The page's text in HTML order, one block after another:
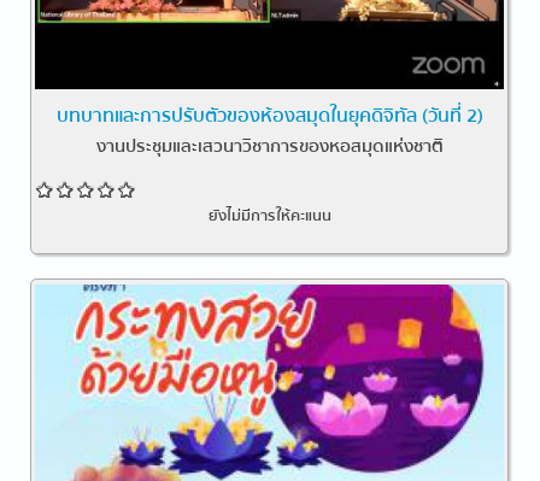
บทบาทและการปรับตัวของห้องสมุดในยุคดิจิทัล (วันที่ 2)
งานประชุมและเสวนาวิชาการของหอสมุดแห่งชาติ
ยังไม่มีการให้คะแนน